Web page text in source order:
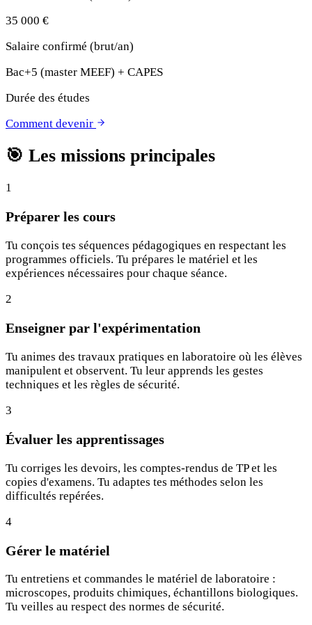
35 000 €
Salaire confirmé (brut/an)
Bac+5 (master MEEF) + CAPES
Durée des études
Comment devenir
🎯 Les missions principales
1
Préparer les cours
Tu conçois tes séquences pédagogiques en respectant les
programmes officiels. Tu prépares le matériel et les
expériences nécessaires pour chaque séance.
2
Enseigner par l'expérimentation
Tu animes des travaux pratiques en laboratoire où les élèves
manipulent et observent. Tu leur apprends les gestes
techniques et les règles de sécurité.
3
Évaluer les apprentissages
Tu corriges les devoirs, les comptes-rendus de TP et les
copies d'examens. Tu adaptes tes méthodes selon les
difficultés repérées.
4
Gérer le matériel
Tu entretiens et commandes le matériel de laboratoire :
microscopes, produits chimiques, échantillons biologiques.
Tu veilles au respect des normes de sécurité.